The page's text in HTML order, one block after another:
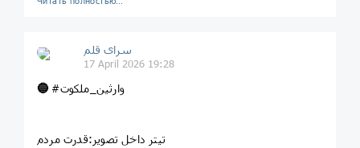
سرای قلم
17 April 2026 19:28
🔵 #وارثین_ملکوت
تیتر داخل تصویر:قدرت مردم